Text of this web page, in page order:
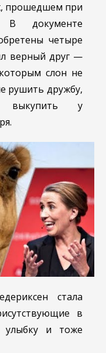
прошедшем при
В документе
четыре
верный друг —
слон не
рушить дружбу,
выкупить у
стала
в
улыбку и тоже